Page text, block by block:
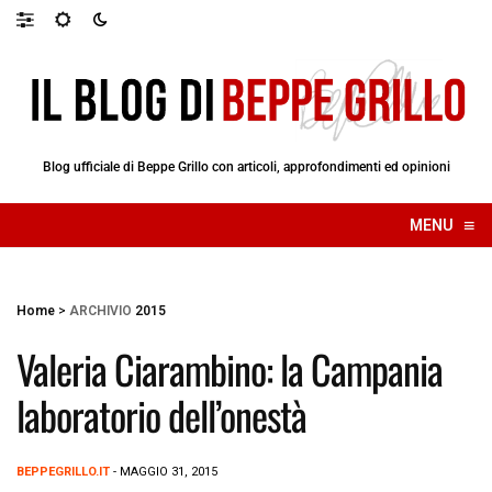
Blog ufficiale di Beppe Grillo con articoli, approfondimenti ed opinioni
MENU ≡
☰
Home > ARCHIVIO 2015
Valeria Ciarambino: la Campania
laboratorio dell’onestà
BEPPEGRILLO.IT - MAGGIO 31, 2015